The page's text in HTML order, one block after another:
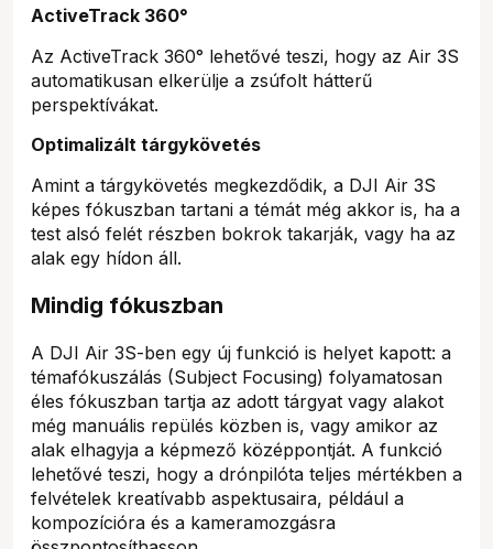
ActiveTrack 360°
Az ActiveTrack 360° lehetővé teszi, hogy az Air 3S
automatikusan elkerülje a zsúfolt hátterű
perspektívákat.
Optimalizált tárgykövetés
Amint a tárgykövetés megkezdődik, a DJI Air 3S
képes fókuszban tartani a témát még akkor is, ha a
test alsó felét részben bokrok takarják, vagy ha az
alak egy hídon áll.
Mindig fókuszban
A DJI Air 3S-ben egy új funkció is helyet kapott: a
témafókuszálás (Subject Focusing) folyamatosan
éles fókuszban tartja az adott tárgyat vagy alakot
még manuális repülés közben is, vagy amikor az
alak elhagyja a képmező középpontját. A funkció
lehetővé teszi, hogy a drónpilóta teljes mértékben a
felvételek kreatívabb aspektusaira, például a
kompozícióra és a kameramozgásra